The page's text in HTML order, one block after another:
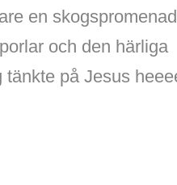
en
och den härliga
på Jesus